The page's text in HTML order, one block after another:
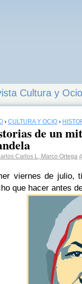
Cultura y Ocio
› CULTURA Y OCIO ›
de un
Carlos L, Marco Ortega
viernes de julio,
que hacer antes